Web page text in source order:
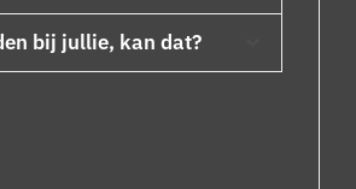
bij jullie, kan dat?